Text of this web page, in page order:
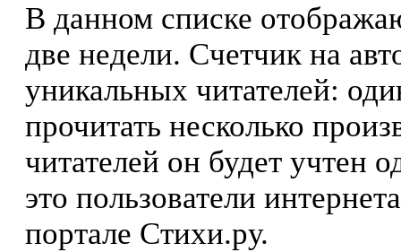
В данном списке
две недели. Счетчик на
уникальных читателей:
прочитать несколько
читателей он будет учтен
это пользователи
портале Стихи.ру.